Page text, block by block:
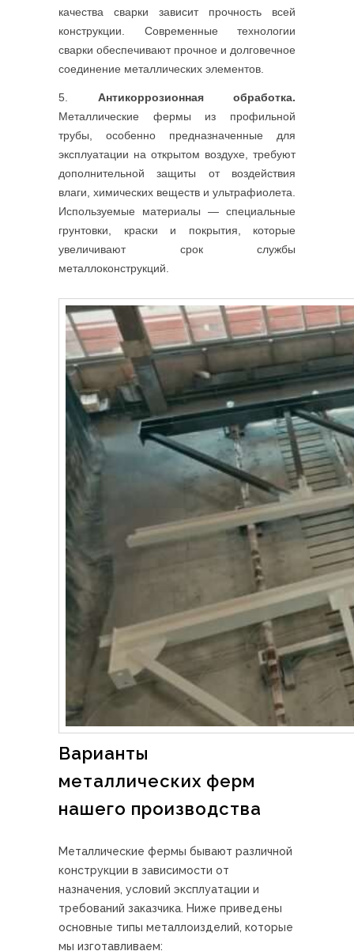
качества сварки зависит прочность всей
конструкции. Современные технологии
сварки обеспечивают прочное и долговечное
соединение металлических элементов.
Антикоррозионная обработка.
Металлические фермы из профильной
трубы, особенно предназначенные для
эксплуатации на открытом воздухе, требуют
дополнительной защиты от воздействия
влаги, химических веществ и ультрафиолета.
Используемые материалы — специальные
грунтовки, краски и покрытия, которые
увеличивают срок службы
металлоконструкций.
Варианты
металлических ферм
нашего производства
Металлические фермы бывают различной
конструкции в зависимости от
назначения, условий эксплуатации и
требований заказчика. Ниже приведены
основные типы металлоизделий, которые
мы изготавливаем: